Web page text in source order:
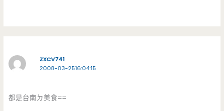
ZXCV741
2008-03-2516:04:15
都是台南ㄉ美食==